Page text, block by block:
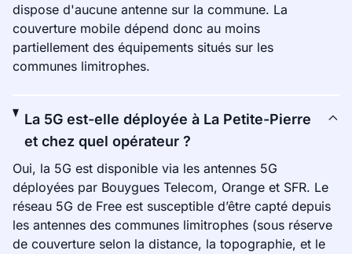
dispose d'aucune antenne sur la commune. La
couverture mobile dépend donc au moins
partiellement des équipements situés sur les
communes limitrophes.
La 5G est-elle déployée à La Petite-Pierre
et chez quel opérateur ?
Oui, la 5G est disponible via les antennes 5G
déployées par Bouygues Telecom, Orange et SFR. Le
réseau 5G de Free est susceptible d’être capté depuis
les antennes des communes limitrophes (sous réserve
de couverture selon la distance, la topographie, et le